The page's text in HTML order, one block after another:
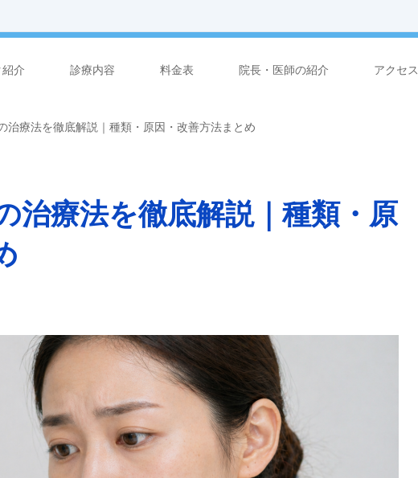
介 診療内容 料金表 院長・医師の紹介 アクセス
治療法を徹底解説｜種類・原因・改善方法まとめ
治療法を徹底解説｜種類・原